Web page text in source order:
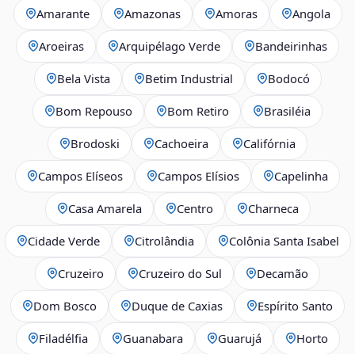
Amarante Amazonas Amoras Angola
Aroeiras Arquipélago Verde Bandeirinhas
Bela Vista Betim Industrial Bodocó
Bom Repouso Bom Retiro Brasiléia
Brodoski Cachoeira Califórnia
Campos Elíseos Campos Elísios Capelinha
Casa Amarela Centro Charneca
Cidade Verde Citrolândia Colônia Santa Isabel
Cruzeiro Cruzeiro do Sul Decamão
Dom Bosco Duque de Caxias Espírito Santo
Filadélfia Guanabara Guarujá Horto